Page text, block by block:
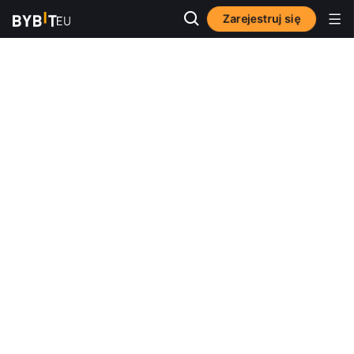
Zarejestruj się